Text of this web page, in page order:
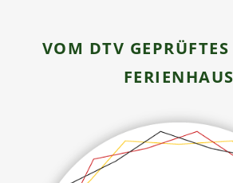
VOM DTV GEPRÜFTES
FERIENHAUS